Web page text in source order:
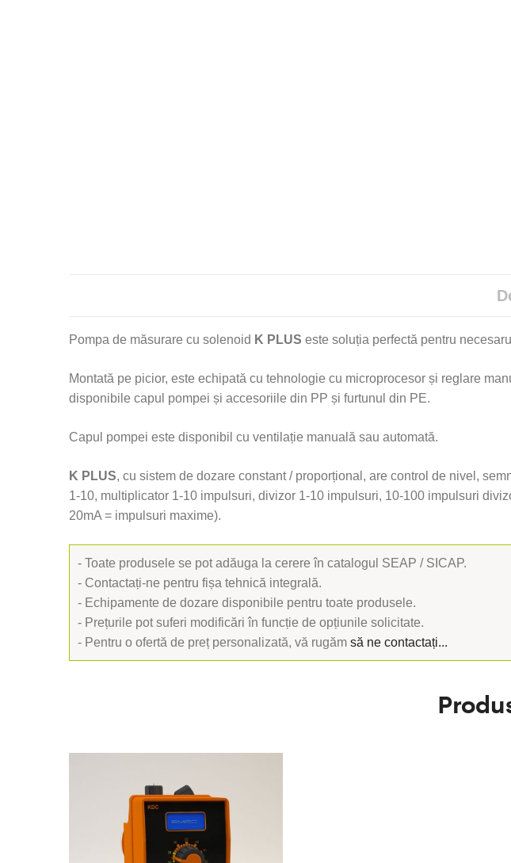
Pompa de măsurare cu solenoid K PLUS este soluția perfectă pentru
Montată pe picior, este echipată cu tehnologie cu microprocesor și reglare
disponibile capul pompei și accesoriile din PP și furtunul din PE.
Capul pompei este disponibil cu ventilație manuală sau automată.
K PLUS, cu sistem de dozare constant / proporțional, are control de nivel,
1-10, multiplicator 1-10 impulsuri, divizor 1-10 impulsuri, 10-100 impulsuri
20mA = impulsuri maxime).
- Toate produsele se pot adăuga la cerere în catalogul SEAP / SICAP.
- Contactați-ne pentru fișa tehnică integrală.
- Echipamente de dozare disponibile pentru toate produsele.
- Prețurile pot suferi modificări în funcție de opțiunile solicitate.
- Pentru o ofertă de preț personalizată, vă rugăm să ne contactați...